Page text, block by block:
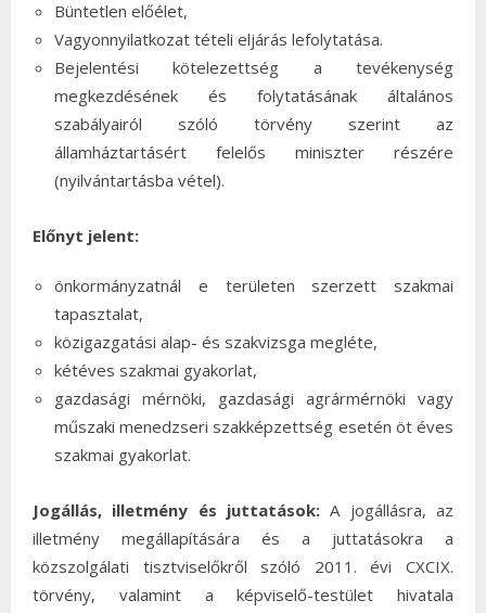
Büntetlen előélet,
Vagyonnyilatkozat tételi eljárás lefolytatása.
Bejelentési kötelezettség a tevékenység
megkezdésének és folytatásának általános
szabályairól szóló törvény szerint az
államháztartásért felelős miniszter részére
(nyilvántartásba vétel).
Előnyt jelent:
önkormányzatnál e területen szerzett szakmai
tapasztalat,
közigazgatási alap- és szakvizsga megléte,
kétéves szakmai gyakorlat,
gazdasági mérnöki, gazdasági agrármérnöki vagy
műszaki menedzseri szakképzettség esetén öt éves
szakmai gyakorlat.
Jogállás, illetmény és juttatások:A jogállásra, az
illetmény megállapítására és a juttatásokra a
közszolgálati tisztviselőkről szóló 2011. évi CXCIX.
törvény, valamint a képviselő-testület hivatala